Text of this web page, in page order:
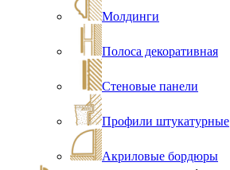
Молдинги
Полоса декоративная
Стеновые панели
Профили штукатурные
Акриловые бордюры